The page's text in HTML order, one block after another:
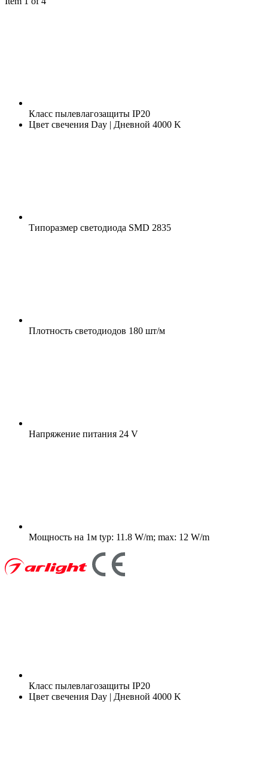
Класс пылевлагозащиты IP20
Цвет свечения Day | Дневной 4000 K
Типоразмер светодиода SMD 2835
Плотность светодиодов 180 шт/м
Напряжение питания 24 V
Мощность на 1м typ: 11.8 W/m; max: 12 W/m
Класс пылевлагозащиты IP20
Цвет свечения Day | Дневной 4000 K